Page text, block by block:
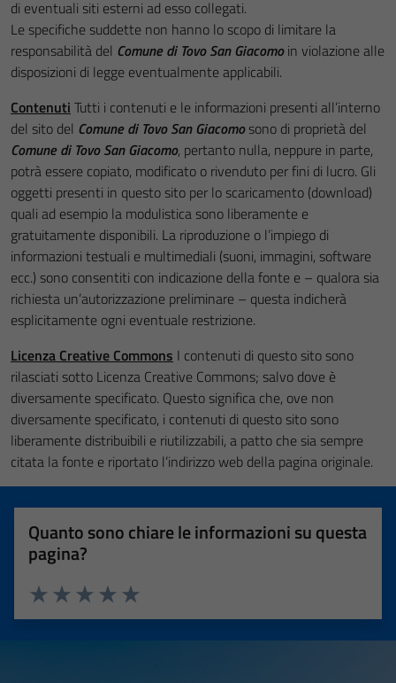
di eventuali siti esterni ad esso collegati.
Le specifiche suddette non hanno lo scopo di limitare la
responsabilità del Comune di Tovo San Giacomoin violazione alle
disposizioni di legge eventualmente applicabili.
Contenuti Tutti i contenuti e le informazioni presenti all’interno
del sito del Comune di Tovo San Giacomosono di proprietà del
Comune di Tovo San Giacomo, pertanto nulla, neppure in parte,
potrà essere copiato, modificato o rivenduto per fini di lucro. Gli
oggetti presenti in questo sito per lo scaricamento (download)
quali ad esempio la modulistica sono liberamente e
gratuitamente disponibili. La riproduzione o l’impiego di
informazioni testuali e multimediali (suoni, immagini, software
ecc.) sono consentiti con indicazione della fonte e – qualora sia
richiesta un’autorizzazione preliminare – questa indicherà
esplicitamente ogni eventuale restrizione.
Licenza Creative Commons I contenuti di questo sito sono
rilasciati sotto Licenza Creative Commons; salvo dove è
diversamente specificato. Questo significa che, ove non
diversamente specificato, i contenuti di questo sito sono
liberamente distribuibili e riutilizzabili, a patto che sia sempre
citata la fonte e riportato l’indirizzo web della pagina originale.
Quanto sono chiare le informazioni su questa
pagina?
Valuta 5 stelle su 5
Valuta 4 stelle su 5
Valuta 3 stelle su 5
Valuta 2 stelle su 5
Valuta 1 stelle su 5